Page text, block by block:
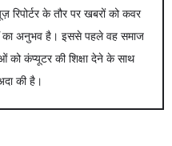
रिपोर्टर के तौर पर खबरों को कवर
का अनुभव है। इससे पहले वह समाज
कंप्यूटर की शिक्षा देने के साथ
की है।